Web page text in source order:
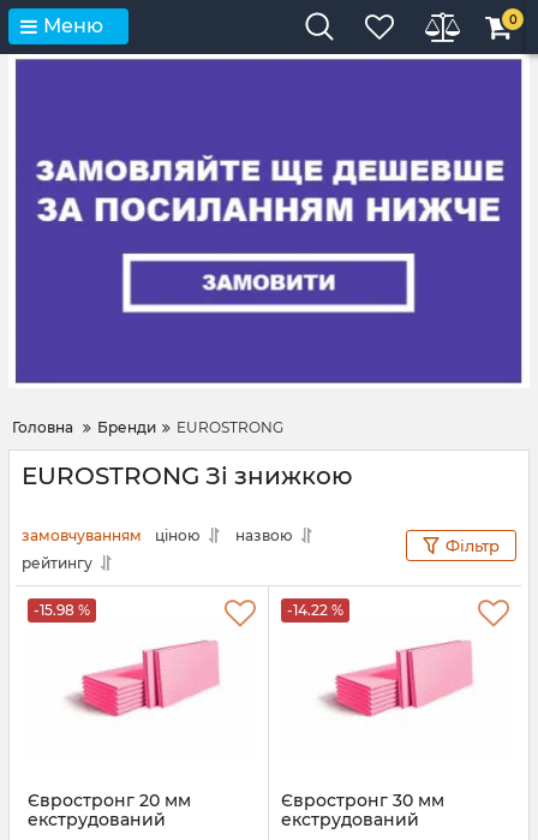
Меню 0
Головна Бренди EUROSTRONG
EUROSTRONG Зі знижкою
замовчуванням ціною
назвою
рейтингу
Фільтр
-15.98 %
Євростронг 20 мм
екструдований
-14.22 %
Євростронг 30 мм
екструдований